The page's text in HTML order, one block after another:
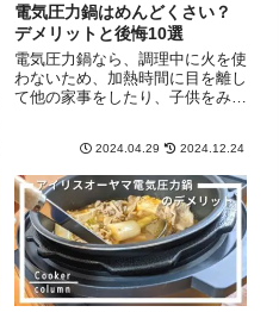
電気圧力鍋はめんどくさい？
デメリットと後悔10選
電気圧力鍋なら、調理中に火を使
わないため、加熱時間に目を離し
て他の家事をしたり、子供をみた
が面倒だったり、意外と時間がか
かったりとデメリットも感じまし
た…。 人によっては便利さを
感...
2024.04.29 2024.12.24